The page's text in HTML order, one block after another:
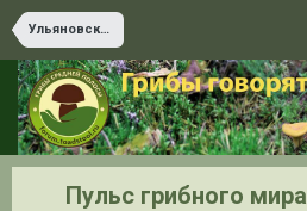
Ульяновская область
Пульс грибного мира